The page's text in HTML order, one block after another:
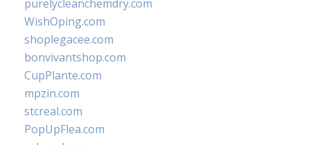
purelycleanchemdry.com
WishOping.com
shoplegacee.com
bonvivantshop.com
CupPlante.com
mpzin.com
stcreal.com
PopUpFlea.com